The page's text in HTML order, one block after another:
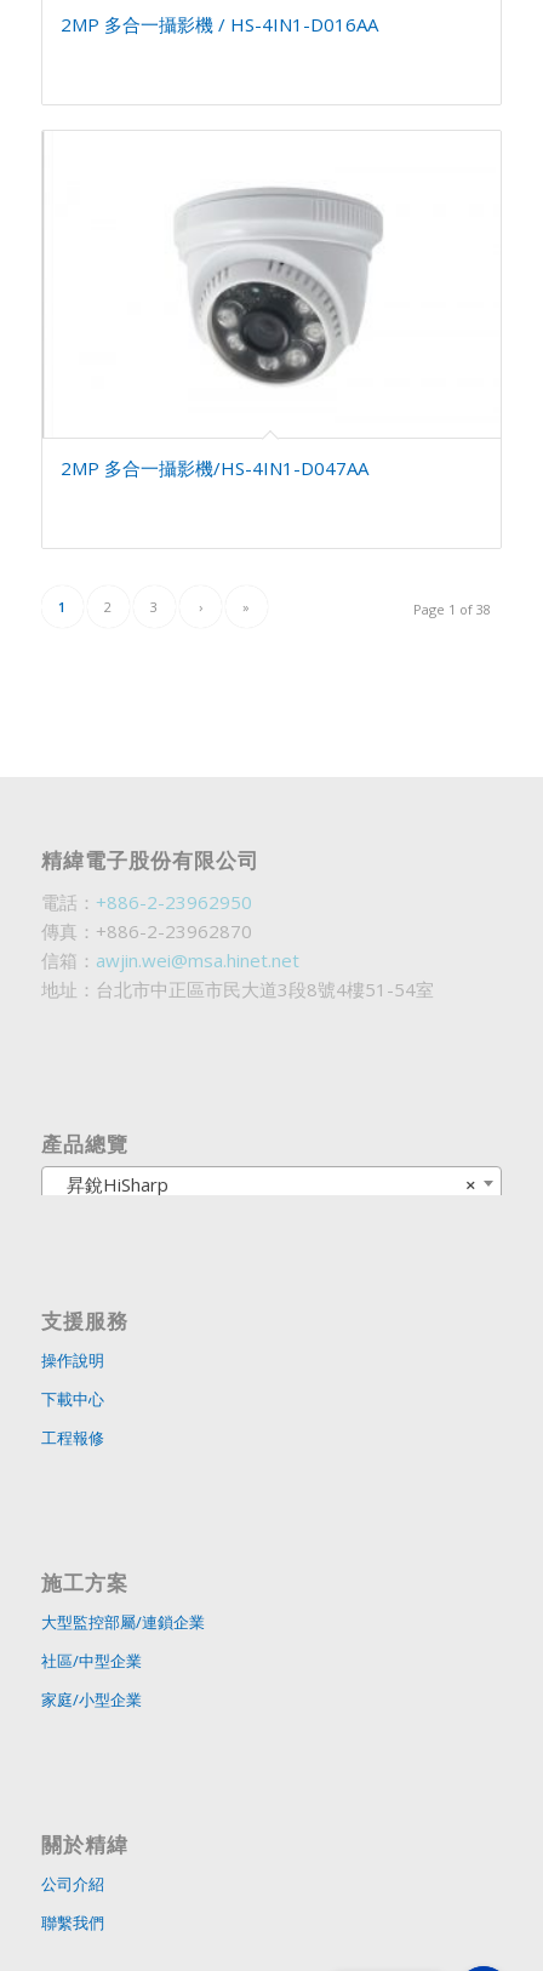
2MP 多合一攝影機 / HS-4IN1-D016AA
2MP 多合一攝影機/HS-4IN1-D047AA
Page 1 of 38
1 2 3 › »
精緯電子股份有限公司
電話： +886-2-23962950
傳真：+886-2-23962870
信箱： awjin.wei@msa.hinet.net
地址：台北市中正區市民大道3段8號4樓51-54室
產品總覽
×
昇銳HiSharp
支援服務
操作說明
下載中心
工程報修
施工方案
大型監控部屬/連鎖企業
社區/中型企業
家庭/小型企業
關於精緯
公司介紹
聯繫我們